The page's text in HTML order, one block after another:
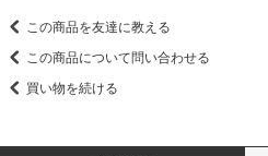
この商品を友達に教える
この商品について問い合わせる
買い物を続ける